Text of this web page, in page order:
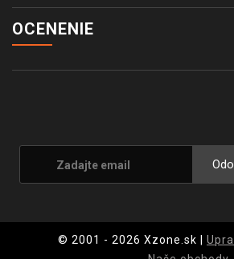
OCENENIE
© 2001 - 2026 Xzone.sk |